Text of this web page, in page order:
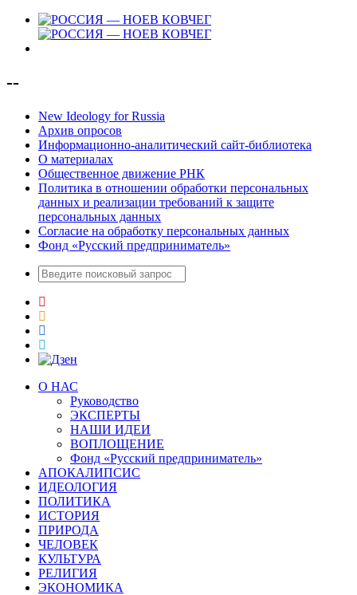
--
New Ideology for Russia
Архив опросов
Информационно-аналитический сайт-библиотека
О материалах
Общественное движение РНК
Политика в отношении обработки персональных
данных и реализации требований к защите
персональных данных
Согласие на обработку персональных данных
Фонд «Русский предприниматель»
О НАС
Руководство
ЭКСПЕРТЫ
НАШИ ИДЕИ
ВОПЛОЩЕНИЕ
Фонд «Русский предприниматель»
АПОКАЛИПСИС
ИДЕОЛОГИЯ
ПОЛИТИКА
ИСТОРИЯ
ПРИРОДА
ЧЕЛОВЕК
КУЛЬТУРА
РЕЛИГИЯ
ЭКОНОМИКА